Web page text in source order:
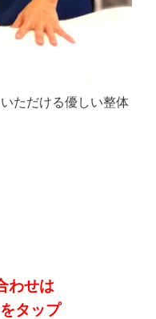
ただける優しい整体
わせは
タップ